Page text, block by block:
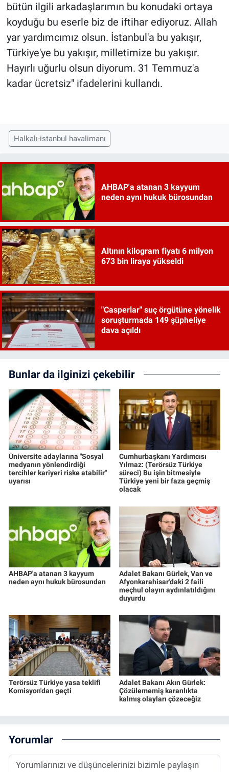
bütün ilgili arkadaşlarımın bu konudaki ortaya
koyduğu bu eserle biz de iftihar ediyoruz. Allah
yar yardımcımız olsun. İstanbul'a bu yakışır,
Türkiye'ye bu yakışır, milletimize bu yakışır.
Hayırlı uğurlu olsun diyorum. 31 Temmuz'a
kadar ücretsiz" ifadelerini kullandı.
Halkalı-istanbul havalimanı
AHBAP'a atanan 3 kayyum
neden aynı hukuk bürosundan
Altının kilogram fiyatı 6 milyon
673 bin liraya yükseldi
"Casperlar" suç örgütüne yönelik
soruşturmada 149 şüpheliye
dava açıldı
Bunlar da ilginizi çekebilir
Üniversite adaylarına "Sosyal
medyanın yönlendirdiği
tercihler kariyeri riske atabilir"
uyarısı
Cumhurbaşkanı Yardımcısı
Yılmaz: (Terörsüz Türkiye
süreci) Bu işin bitmesiyle
Türkiye yeni bir faza geçmiş
olacak
AHBAP'a atanan 3 kayyum
neden aynı hukuk bürosundan
Adalet Bakanı Gürlek, Van ve
Afyonkarahisar'daki 2 faili
meçhul olayın aydınlatıldığını
duyurdu
Terörsüz Türkiye yasa teklifi
Komisyon'dan geçti
Adalet Bakanı Akın Gürlek:
Çözülememiş karanlıkta
kalmış olayları çözeceğiz
Yorumlar